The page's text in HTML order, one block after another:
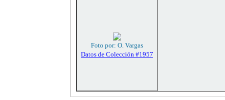
Foto por: O. Vargas
Datos de Colección #1957